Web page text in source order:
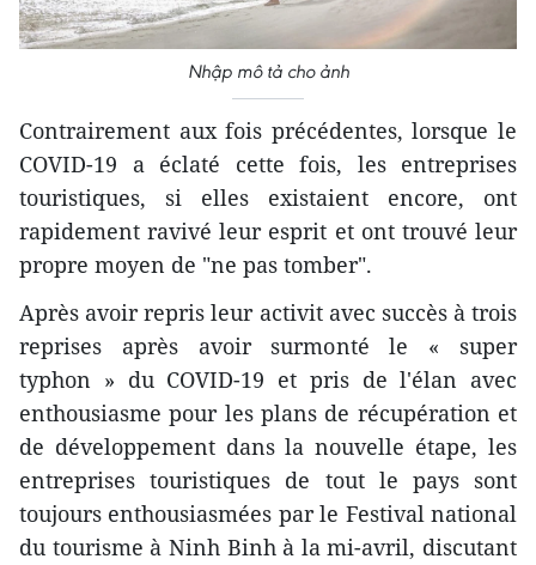
Nhập mô tả cho ảnh
Contrairement aux fois précédentes, lorsque le
COVID-19 a éclaté cette fois, les entreprises
touristiques, si elles existaient encore, ont
rapidement ravivé leur esprit et ont trouvé leur
propre moyen de "ne pas tomber".
Après avoir repris leur activit avec succès à trois
reprises après avoir surmonté le « super
typhon » du COVID-19 et pris de l'élan avec
enthousiasme pour les plans de récupération et
de développement dans la nouvelle étape, les
entreprises touristiques de tout le pays sont
toujours enthousiasmées par le Festival national
du tourisme à Ninh Binh à la mi-avril, discutant